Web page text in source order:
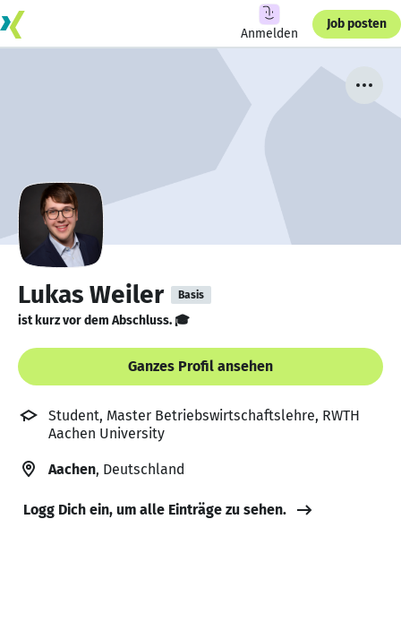
Anmelden
Job posten
Lukas Weiler Basis
ist kurz vor dem Abschluss. 🎓
Ganzes Profil ansehen
Student, Master Betriebswirtschaftslehre, RWTH
Aachen University
Aachen, Deutschland
Logg Dich ein, um alle Einträge zu sehen.